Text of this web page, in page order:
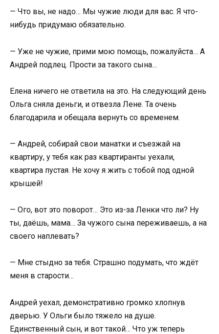
— Что вы, не надо… Мы чужие люди для вас. Я что-
нибудь придумаю обязательно.
— Уже не чужие, прими мою помощь, пожалуйста… А
Андрей подлец. Прости за такого сына…
Елена ничего не ответила на это. На следующий день
Ольга сняла деньги, и отвезла Лене. Та очень
благодарила и обещала вернуть со временем.
— Андрей, собирай свои манатки и съезжай на
квартиру, у тебя как раз квартиранты уехали,
квартира пустая. Не хочу я жить с тобой под одной
крышей!
— Ого, вот это поворот… Это из-за Ленки что ли? Ну
ты, даёшь, мама… За чужого сына переживаешь, а на
своего наплевать?
— Мне стыдно за тебя. Страшно подумать, что ждёт
меня в старости…
Андрей уехал, демонстративно громко хлопнув
дверью. У Ольги было тяжело на душе.
Единственный сын, и вот такой… Что уж теперь